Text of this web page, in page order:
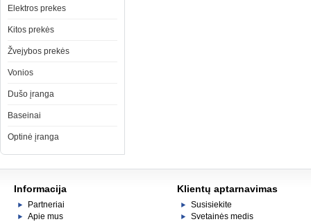
Elektros prekes
Kitos prekės
Žvejybos prekės
Vonios
Dušo įranga
Baseinai
Optinė įranga
Informacija
Partneriai
Apie mus
Klientų aptarnavimas
Susisiekite
Svetainės medis